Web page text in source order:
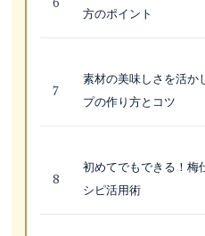
方のポイント
素材の美味しさを活か
プの作り方とコツ
初めてでもできる！梅
シピ活用術